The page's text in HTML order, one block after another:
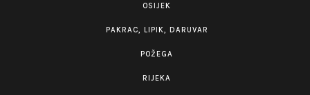
OSIJEK
PAKRAC, LIPIK, DARUVAR
POŽEGA
RIJEKA